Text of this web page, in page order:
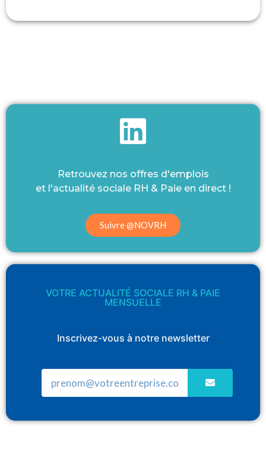
Retrouvez nos offres d'emplois
et l'actualité sociale RH & Paie en direct !
Suivre @NOVRH
VOTRE ACTUALITÉ SOCIALE RH & PAIE
MENSUELLE
Inscrivez-vous à notre newsletter